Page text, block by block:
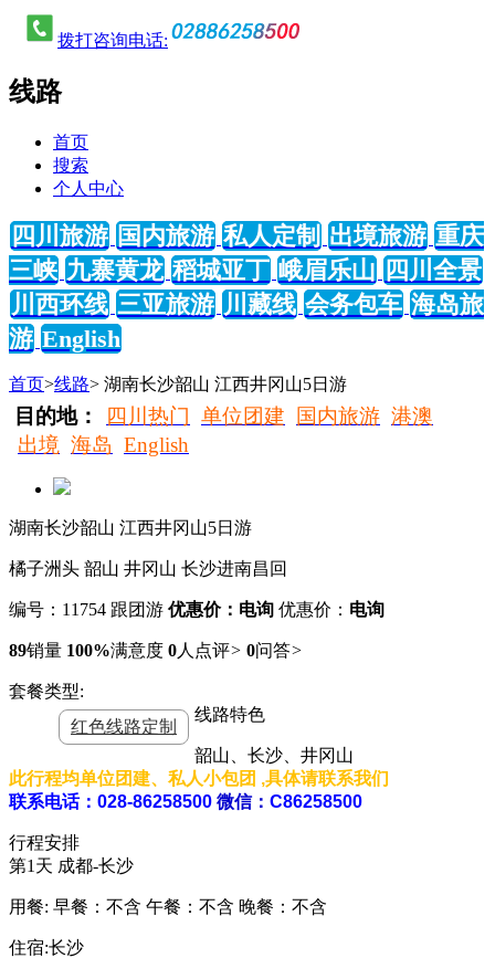
拨打咨询电话:
线路
首页
搜索
个人中心
四川旅游 国内旅游 私人定制 出境旅游 重庆
三峡 九寨黄龙 稻城亚丁 峨眉乐山 四川全景
川西环线 三亚旅游 川藏线 会务包车 海岛旅
游 English
首页>线路> 湖南长沙韶山 江西井冈山5日游
目的地： 四川热门 单位团建 国内旅游 港澳
出境 海岛 English
湖南长沙韶山 江西井冈山5日游
橘子洲头 韶山 井冈山 长沙进南昌回
编号：11754 跟团游 优惠价：电询 优惠价： 电询
89销量 100%满意度 0人点评> 0问答>
套餐类型:
红色线路定制
线路特色
韶山、长沙、井冈山
此行程均单位团建、私人小包团 ,具体请联系我们
联系电话：028-86258500 微信： C86258500
行程安排
第1天 成都-长沙
用餐: 早餐：不含 午餐：不含 晚餐：不含
住宿:长沙